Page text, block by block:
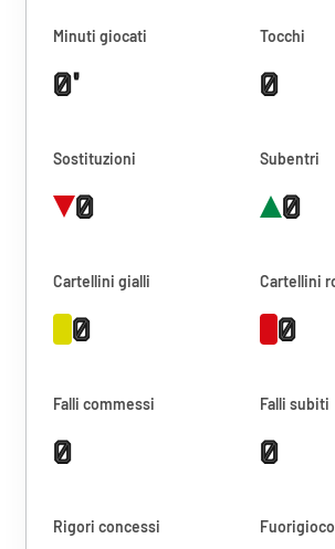
Minuti giocati
0'
Tocchi
0
Sostituzioni
0
Subentri
0
Cartellini gialli
0
Cartellini
0
Falli commessi
0
Falli subiti
0
Rigori concessi Fuorigioco